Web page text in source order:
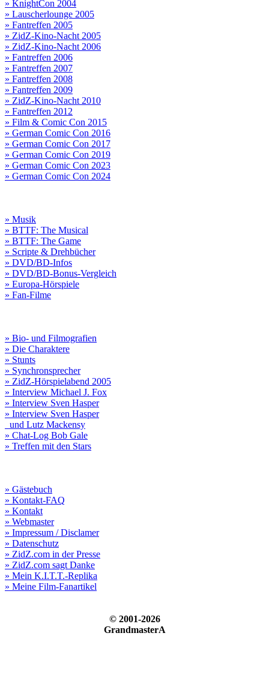
» KnightCon 2004
» Lauscherlounge 2005
» Fantreffen 2005
» ZidZ-Kino-Nacht 2005
» ZidZ-Kino-Nacht 2006
» Fantreffen 2006
» Fantreffen 2007
» Fantreffen 2008
» Fantreffen 2009
» ZidZ-Kino-Nacht 2010
» Fantreffen 2012
» Film & Comic Con 2015
» German Comic Con 2016
» German Comic Con 2017
» German Comic Con 2019
» German Comic Con 2023
» German Comic Con 2024
» Musik
» BTTF: The Musical
» BTTF: The Game
» Scripte & Drehbücher
» DVD/BD-Infos
» DVD/BD-Bonus-Vergleich
» Europa-Hörspiele
» Fan-Filme
» Bio- und Filmografien
» Die Charaktere
» Stunts
» Synchronsprecher
» ZidZ-Hörspielabend 2005
» Interview Michael J. Fox
» Interview Sven Hasper
» Interview Sven Hasper
und Lutz Mackensy
» Chat-Log Bob Gale
» Treffen mit den Stars
» Gästebuch
» Kontakt-FAQ
» Kontakt
» Webmaster
» Impressum / Disclamer
» Datenschutz
» ZidZ.com in der Presse
» ZidZ.com sagt Danke
» Mein K.I.T.T.-Replika
» Meine Film-Fanartikel
© 2001-2026
GrandmasterA